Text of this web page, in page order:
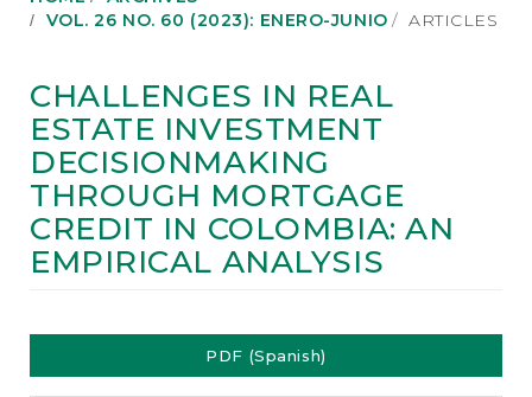
n
n
C
o
n
e
n
t
d
VOL. 26 NO. 60 (2023): ENERO-JUNIO
ARTICLES
CHALLENGES IN REAL
ESTATE INVESTMENT
DECISIONMAKING
THROUGH MORTGAGE
CREDIT IN COLOMBIA: AN
EMPIRICAL ANALYSIS
Article
Sidebar
PDF (Spanish)